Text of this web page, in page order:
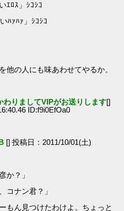
ｴﾛｽ」ｼｺｼｺ
ﾊｧﾊｧ」ｼｺｼｺ
他の人にも味あわせてやるか。
わりましてVIPがお送りします[]
ID:f9i0EfOa0
[] 投稿日：2011/10/01(土)
か？」
コナン君？」
もん見つけたわけよ。ちょっと